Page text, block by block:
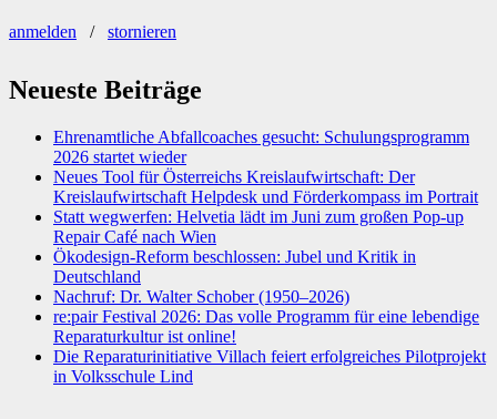
anmelden / stornieren
Neueste Beiträge
Ehrenamtliche Abfallcoaches gesucht: Schulungsprogramm
2026 startet wieder
Neues Tool für Österreichs Kreislaufwirtschaft: Der
Kreislaufwirtschaft Helpdesk und Förderkompass im Portrait
Statt wegwerfen: Helvetia lädt im Juni zum großen Pop-up
Repair Café nach Wien
Ökodesign-Reform beschlossen: Jubel und Kritik in
Deutschland
Nachruf: Dr. Walter Schober (1950–2026)
re:pair Festival 2026: Das volle Programm für eine lebendige
Reparaturkultur ist online!
Die Reparaturinitiative Villach feiert erfolgreiches Pilotprojekt
in Volksschule Lind